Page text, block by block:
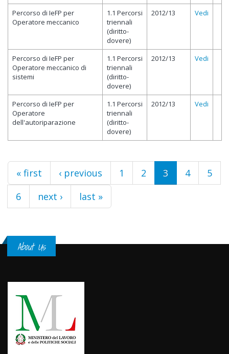
Percorso di IeFP per
Operatore meccanico
1.1 Percorsi
triennali
(diritto-
dovere)
2012/13 Vedi
Percorso di IeFP per
Operatore meccanico di
sistemi
1.1 Percorsi
triennali
(diritto-
dovere)
2012/13 Vedi
Percorso di IeFP per
Operatore
dell'autoriparazione
1.1 Percorsi
triennali
(diritto-
dovere)
2012/13 Vedi
Pages
« first ‹ previous 1 2 3 4
5
6
next › last »
About Us